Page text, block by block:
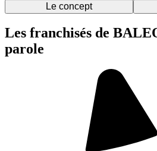
Le concept
Les franchisés de
parole